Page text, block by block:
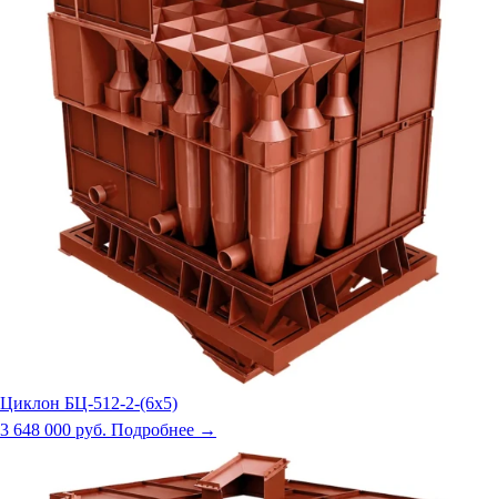
Циклон БЦ-512-2-(6х5)
3 648 000 руб. Подробнее →